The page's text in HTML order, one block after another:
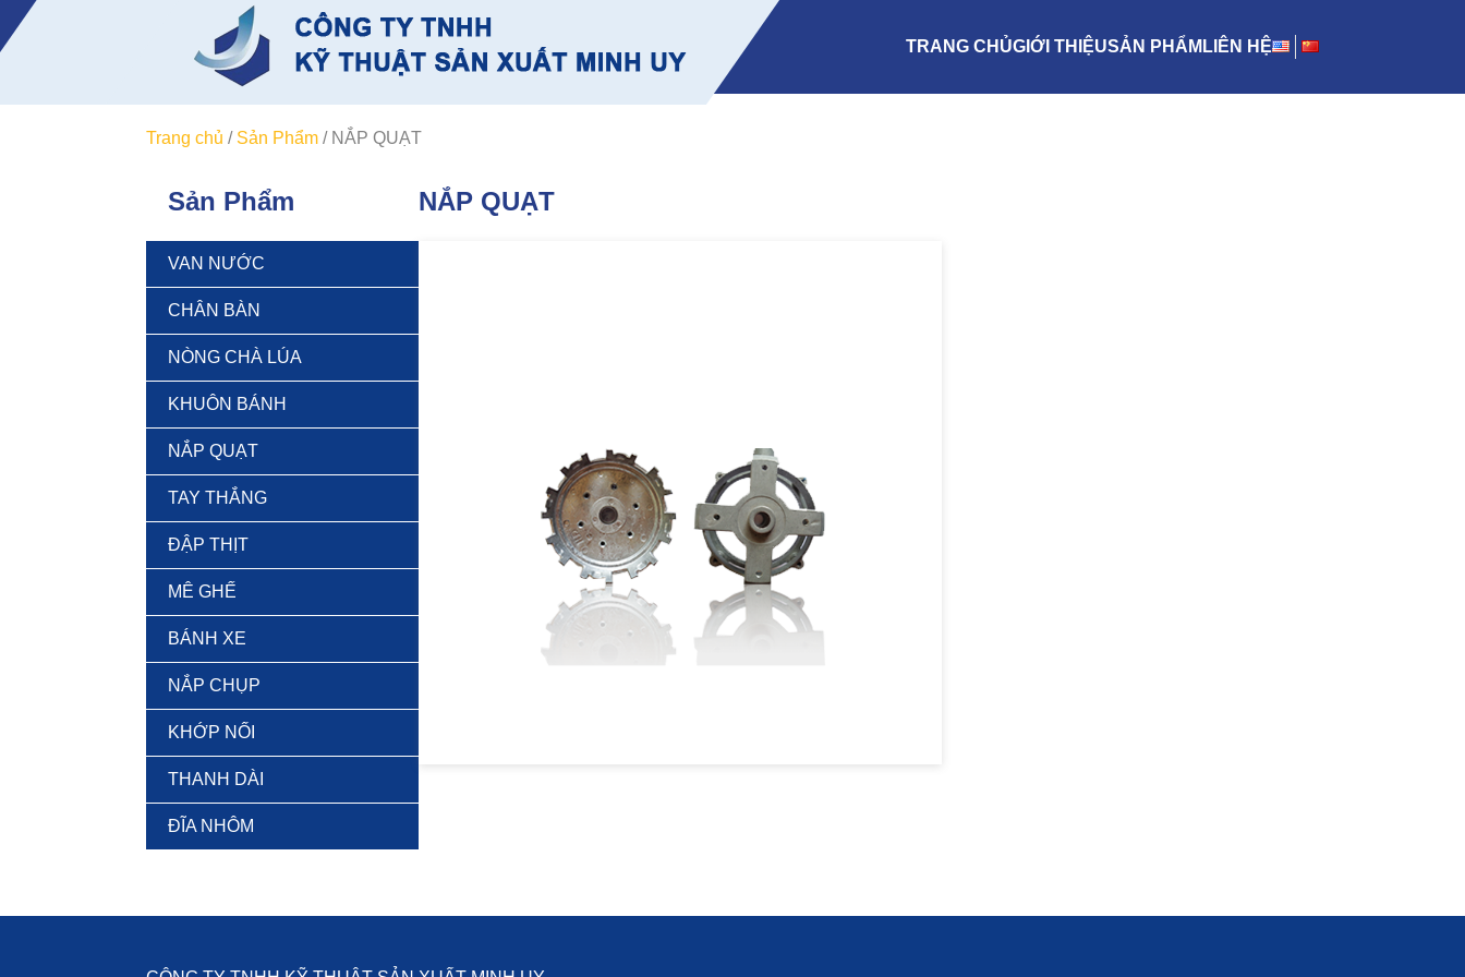
TRANG CHỦGIỚI THIỆUSẢN PHẨM LIÊN HỆ
Trang chủ / Sản Phẩm / NẮP QUẠT
Sản Phẩm
VAN NƯỚC
CHÂN BÀN
NÒNG CHÀ LÚA
KHUÔN BÁNH
NẮP QUẠT
TAY THẮNG
ĐẬP THỊT
MÊ GHẾ
BÁNH XE
NẮP CHỤP
KHỚP NỐI
THANH DÀI
ĐĨA NHÔM
NẮP QUẠT